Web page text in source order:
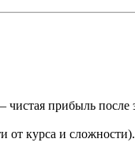
прибыль после
от курса и сложности).